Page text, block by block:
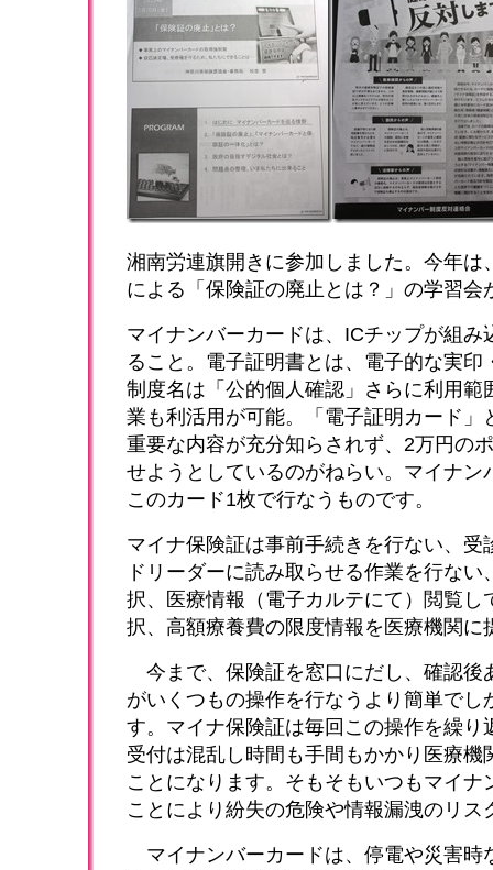
湘南労連旗開きに参加しました。今年は
による「保険証の廃止とは？」の学習会
マイナンバーカードは、ICチップが組み
ること。電子証明書とは、電子的な実印
制度名は「公的個人確認」さらに利用範
業も利活用が可能。「電子証明カード」
重要な内容が充分知らされず、2万円の
せようとしているのがねらい。マイナン
このカード1枚で行なうものです。
マイナ保険証は事前手続きを行ない、受
ドリーダーに読み取らせる作業を行な
択、医療情報（電子カルテにて）閲覧し
択、高額療養費の限度情報を医療機関に
今まで、保険証を窓口にだし、確認後
がいくつもの操作を行なうより簡単でし
す。マイナ保険証は毎回この操作を繰り
受付は混乱し時間も手間もかかり医療機
ことになります。そもそもいつもマイナ
ことにより紛失の危険や情報漏洩のリス
マイナンバーカードは、停電や災害時